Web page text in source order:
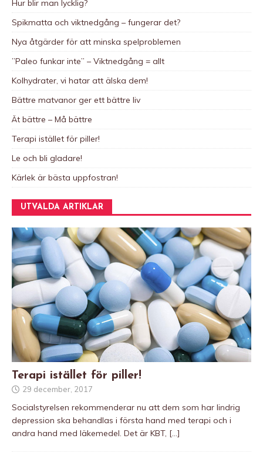
i
v
e
:
Hur blir man lycklig?
Spikmatta och viktnedgång – fungerar det?
Nya åtgärder för att minska spelproblemen
”Paleo funkar inte” – Viktnedgång = allt
Kolhydrater, vi hatar att älska dem!
Bättre matvanor ger ett bättre liv
Ät bättre – Må bättre
Terapi istället för piller!
Le och bli gladare!
Kärlek är bästa uppfostran!
UTVALDA ARTIKLAR
Terapi istället för piller!
29 december, 2017
Socialstyrelsen rekommenderar nu att dem som har lindrig
depression ska behandlas i första hand med terapi och i
andra hand med läkemedel. Det är KBT, […]